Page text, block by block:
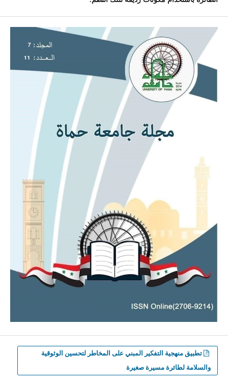
تطبيق منهجية التفكير المبني على المخاطر لتحسين الوثوقية
والسلامة لطائرة مسيرة صغيرة